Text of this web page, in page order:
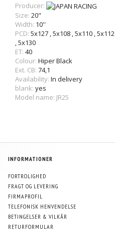
Producer:
Size: 20"
Width: 10''
PCD: 5x127 ,5x108 ,5x110 ,5x112
,5x130
ET: 40
Colour: Hiper Black
Ext. CB: 74,1
Availability: In delivery
blank: yes
Model name: JR25
INFORMATIONER
FORTROLIGHED
FRAGT OG LEVERING
FIRMAPROFIL
TELEFONISK HENVENDELSE
BETINGELSER & VILKÅR
RETURFORMULAR